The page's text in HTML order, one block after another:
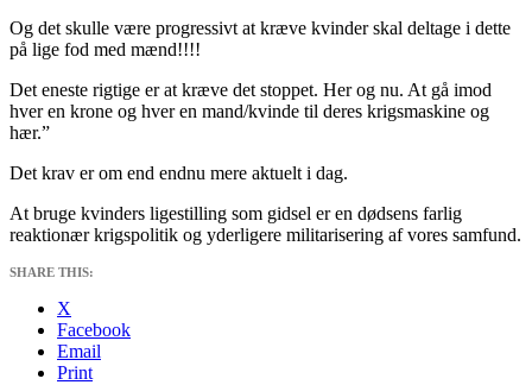
Og det skulle være progressivt at kræve kvinder skal deltage i dette
på lige fod med mænd!!!!
Det eneste rigtige er at kræve det stoppet. Her og nu. At gå imod
hver en krone og hver en mand/kvinde til deres krigsmaskine og
hær.”
Det krav er om end endnu mere aktuelt i dag.
At bruge kvinders ligestilling som gidsel er en dødsens farlig
reaktionær krigspolitik og yderligere militarisering af vores samfund.
SHARE THIS:
X
Facebook
Email
Print